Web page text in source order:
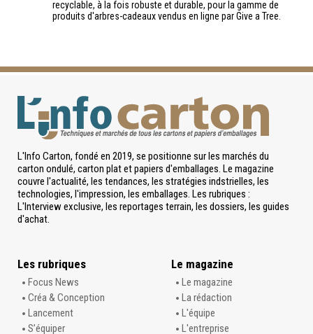
recyclable, à la fois robuste et durable, pour la gamme de
produits d'arbres-cadeaux vendus en ligne par Give a Tree.
L'Info Carton, fondé en 2019, se positionne sur les marchés du
carton ondulé, carton plat et papiers d'emballages. Le magazine
couvre l'actualité, les tendances, les stratégies indstrielles, les
technologies, l'impression, les emballages. Les rubriques :
L'Interview exclusive, les reportages terrain, les dossiers, les guides
d'achat.
Les rubriques
Focus News
Créa & Conception
Lancement
S’équiper
Le magazine
Le magazine
La rédaction
L'équipe
L'entreprise